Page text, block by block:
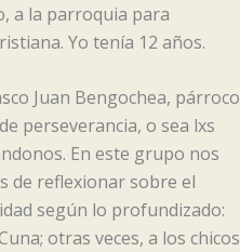
a la parroquia para
Yo tenía 12 años.
Juan Bengochea, párroco
perseverancia, o sea lxs
En este grupo nos
de reflexionar sobre el
según lo profundizado:
otras veces, a los chicos